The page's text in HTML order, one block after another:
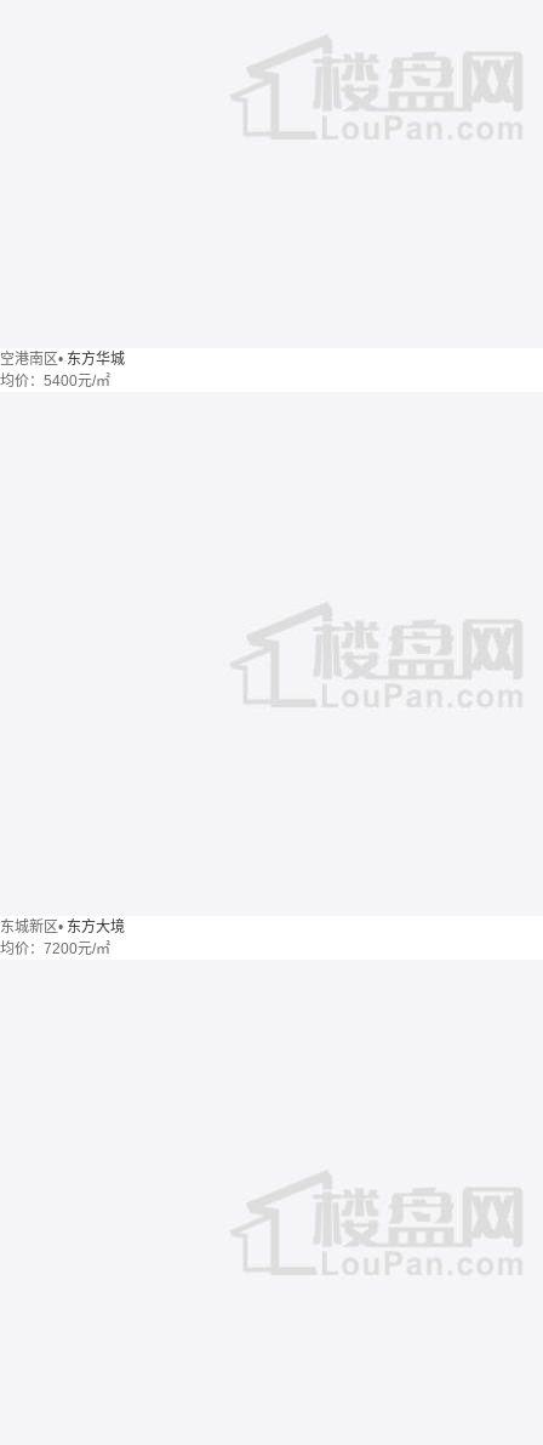
空港南区• 东方华城
均价： 5400元/㎡
东城新区• 东方大境
均价： 7200元/㎡